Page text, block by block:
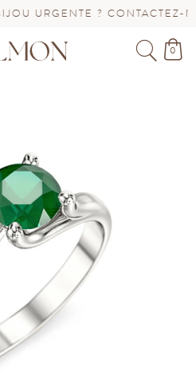
URGENTE ? CONTACTEZ-
0